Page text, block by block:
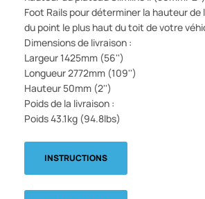
Foot Rails pour déterminer la hauteur de
du point le plus haut du toit de votre
Dimensions de livraison :
Largeur 1425mm (56'')
Longueur 2772mm (109'')
Hauteur 50mm (2'')
Poids de la livraison :
Poids 43.1kg (94.8lbs)
INSTRUCTIONS